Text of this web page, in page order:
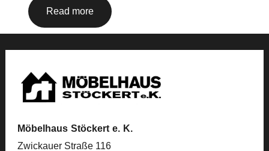
Read more
Möbelhaus Stöckert e. K.
Zwickauer Straße 116